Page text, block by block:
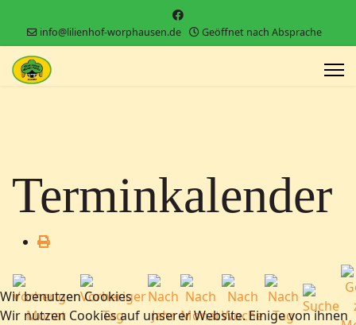
info@lilienhof-worphausen.de Geöffnet nach Absprache
Terminkalender
Wir benutzen Cookies
Wir nutzen Cookies auf unserer Website. Einige von ihnen